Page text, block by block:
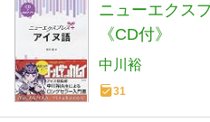
ニューエクス
《CD付》
中川裕
31